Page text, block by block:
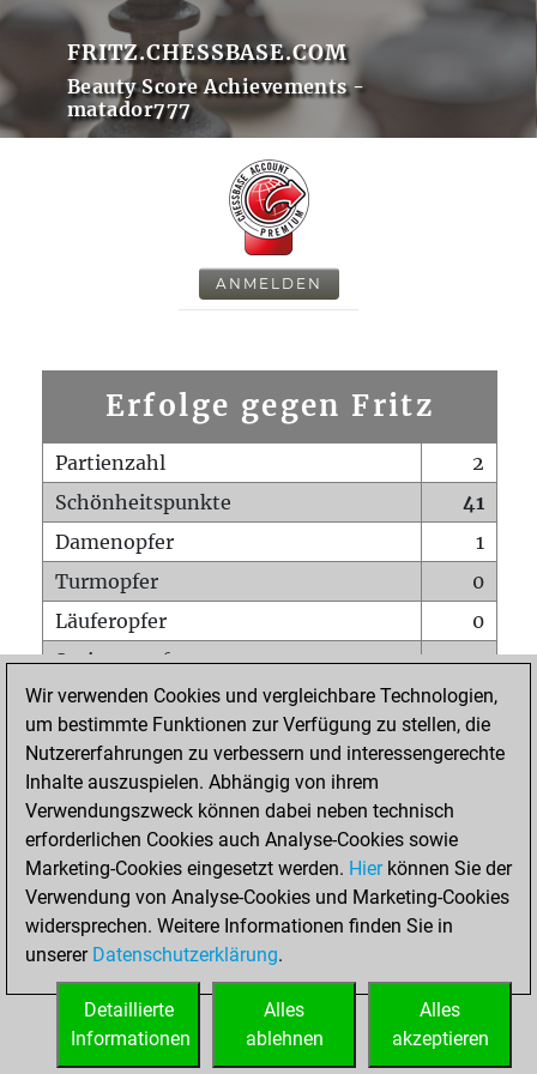
FRITZ.CHESSBASE.COM
Beauty Score Achievements -
matador777
ANMELDEN
Erfolge gegen Fritz
Partienzahl
2
Schönheitspunkte
41
Damenopfer
1
Turmopfer
0
Läuferopfer
0
Springeropfer
1
Bauernopfer
1
Matt auf vollem Brett
0
Bauer setzt Matt
Erstickte Matts
Unterverwandlungen
0
Türme auf der siebten
1
STARTSEITE
Wir verwenden Cookies und vergleichbare Technologien,
um bestimmte Funktionen zur Verfügung zu stellen, die
Nutzererfahrungen zu verbessern und interessengerechte
Inhalte auszuspielen. Abhängig von ihrem
Verwendungszweck können dabei neben technisch
erforderlichen Cookies auch Analyse-Cookies sowie
Marketing-Cookies eingesetzt werden. Hierkönnen Sie der
Verwendung von Analyse-Cookies und Marketing-Cookies
widersprechen. Weitere Informationen finden Sie in
unserer Datenschutzerklärung.
Alles
akzeptieren
Alles
ablehnen
Detaillierte
Informationen